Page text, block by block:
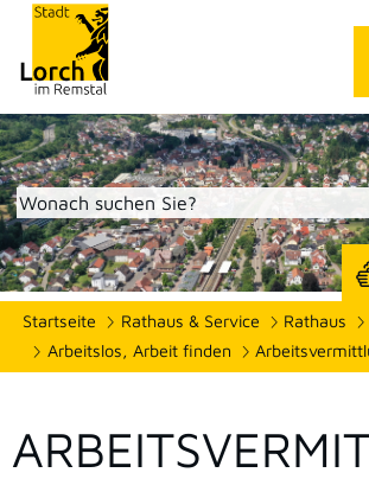
Startseite Rathaus & Service Rathaus
Arbeitslos, Arbeit finden